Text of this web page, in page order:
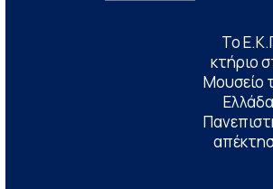
Το
κτήριο
Μουσείο